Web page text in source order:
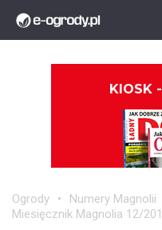
KIOSK
Ogrody
Numery Magnolii
Miesięcznik Magnolia 12/